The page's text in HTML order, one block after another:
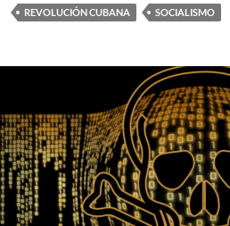
REVOLUCIÓN CUBANA SOCIALISMO